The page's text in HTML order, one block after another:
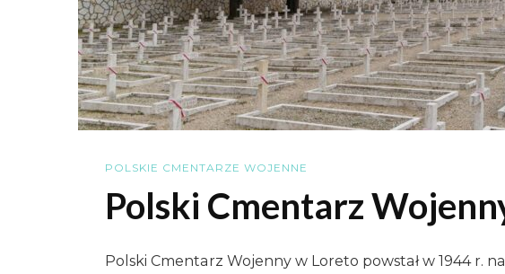
POLSKIE CMENTARZE WOJENNE
Polski Cmentarz
Polski Cmentarz Wojenny w Loreto powstał w 1944 r.